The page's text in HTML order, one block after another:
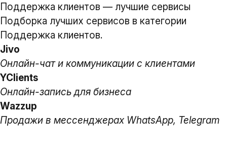
Поддержка клиентов — лучшие сервисы
Подборка лучших сервисов в категории
Поддержка клиентов.
Jivo
Онлайн-чат и коммуникации с клиентами
YClients
Онлайн-запись для бизнеса
Wazzup
Продажи в мессенджерах WhatsApp, Telegram